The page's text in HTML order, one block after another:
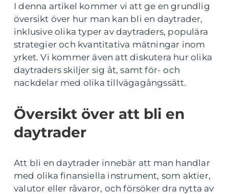
I denna artikel kommer vi att ge en grundlig
översikt över hur man kan bli en daytrader,
inklusive olika typer av daytraders, populära
strategier och kvantitativa mätningar inom
yrket. Vi kommer även att diskutera hur olika
daytraders skiljer sig åt, samt för- och
nackdelar med olika tillvägagångssätt.
Översikt över att bli en
daytrader
Att bli en daytrader innebär att man handlar
med olika finansiella instrument, som aktier,
valutor eller råvaror, och försöker dra nytta av